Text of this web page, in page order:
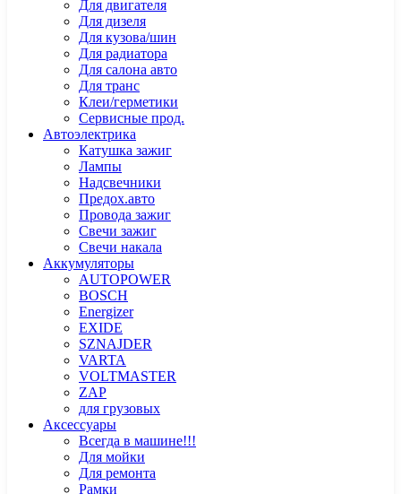
Для двигателя
Для дизеля
Для кузова/шин
Для радиатора
Для салона авто
Для транс
Клеи/герметики
Сервисные прод.
Автоэлектрика
Катушка зажиг
Лампы
Надсвечники
Предох.авто
Провода зажиг
Свечи зажиг
Свечи накала
Аккумуляторы
AUTOPOWER
BOSCH
Energizer
EXIDE
SZNAJDER
VARTA
VOLTMASTER
ZAP
для грузовых
Аксессуары
Всегда в машине!!!
Для мойки
Для ремонта
Рамки